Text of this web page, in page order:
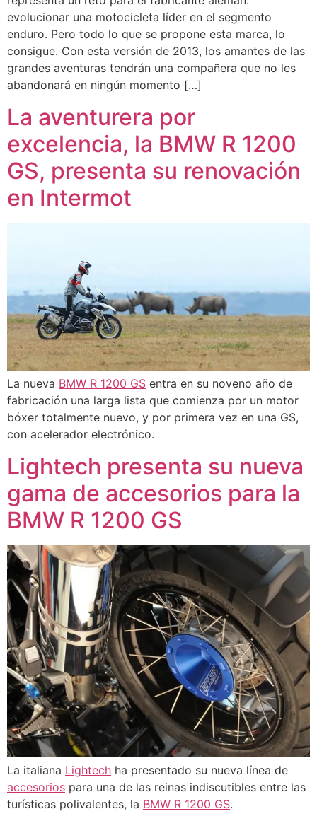
evolucionar una motocicleta líder en el segmento
enduro. Pero todo lo que se propone esta marca, lo
consigue. Con esta versión de 2013, los amantes de las
grandes aventuras tendrán una compañera que no les
abandonará en ningún momento […]
La aventurera por
excelencia, la BMW R 1200
GS, presenta su renovación
en Intermot
La nueva BMW R 1200 GS entra en su noveno año de
fabricación una larga lista que comienza por un motor
bóxer totalmente nuevo, y por primera vez en una GS,
con acelerador electrónico.
Lightech presenta su nueva
gama de accesorios para la
BMW R 1200 GS
La italiana Lightech ha presentado su nueva línea de
accesorios para una de las reinas indiscutibles entre las
turísticas polivalentes, la BMW R 1200 GS.